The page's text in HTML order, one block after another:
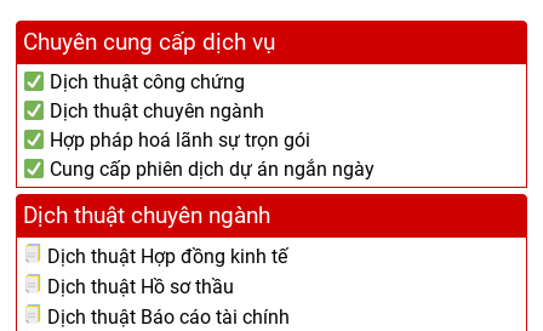
Chuyên cung cấp dịch vụ
Dịch thuật công chứng
Dịch thuật chuyên ngành
Hợp pháp hoá lãnh sự trọn gói
Cung cấp phiên dịch dự án ngắn ngày
Dịch thuật chuyên ngành
Dịch thuật Hợp đồng kinh tế
Dịch thuật Hồ sơ thầu
Dịch thuật Báo cáo tài chính